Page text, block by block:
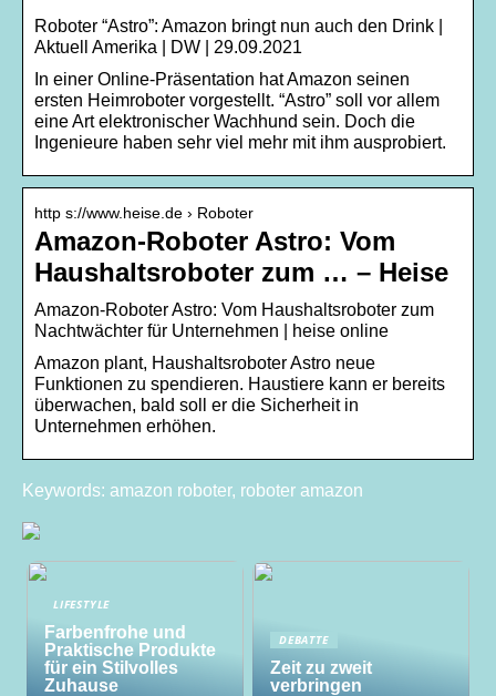
Roboter “Astro”: Amazon bringt nun auch den Drink |
Aktuell Amerika | DW | 29.09.2021
In einer Online-Präsentation hat Amazon seinen
ersten Heimroboter vorgestellt. “Astro” soll vor allem
eine Art elektronischer Wachhund sein. Doch die
Ingenieure haben sehr viel mehr mit ihm ausprobiert.
http s://www.heise.de › Roboter
Amazon-Roboter Astro: Vom
Haushaltsroboter zum … – Heise
Amazon-Roboter Astro: Vom Haushaltsroboter zum
Nachtwächter für Unternehmen | heise online
Amazon plant, Haushaltsroboter Astro neue
Funktionen zu spendieren. Haustiere kann er bereits
überwachen, bald soll er die Sicherheit in
Unternehmen erhöhen.
Keywords: amazon roboter, roboter amazon
LIFESTYLE
Farbenfrohe und
Praktische Produkte
für ein Stilvolles
Zuhause
DEBATTE
Zeit zu zweit
verbringen